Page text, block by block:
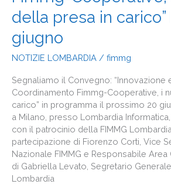
della presa in carico”
giugno
NOTIZIE LOMBARDIA / fimmg
Segnaliamo il Convegno: “Innovazione
Coordinamento Fimmg-Cooperative, i
carico” in programma il prossimo 20
a Milano, presso Lombardia
con il patrocinio della FIMMG
partecipazione di Fiorenzo Corti, Vice
Nazionale FIMMG e Responsabile
di Gabriella Levato, Segretario
Lombardia
Cure
Primarie
–
Coordinamento
Fimmg-
numeri
della
presa
in
carico”
Milano,
20
giugno